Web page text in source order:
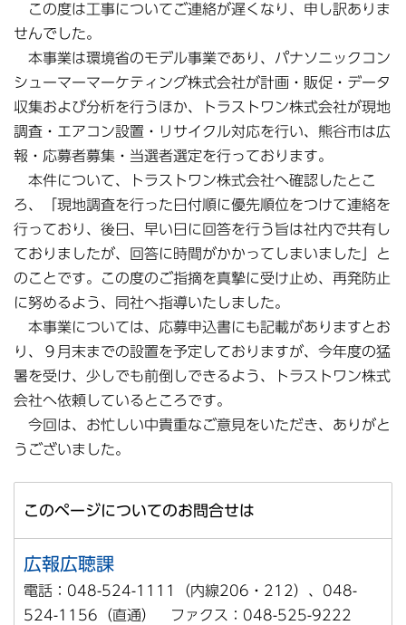
この度は工事についてご連絡が遅くなり、申し訳ありま
せんでした。
本事業は環境省のモデル事業であり、パナソニックコン
シューマーマーケティング株式会社が計画・販促・データ
収集および分析を行うほか、トラストワン株式会社が現地
調査・エアコン設置・リサイクル対応を行い、熊谷市は広
報・応募者募集・当選者選定を行っております。
本件について、トラストワン株式会社へ確認したとこ
ろ、「現地調査を行った日付順に優先順位をつけて連絡を
行っており、後日、早い日に回答を行う旨は社内で共有し
ておりましたが、回答に時間がかかってしまいました」と
のことです。この度のご指摘を真摯に受け止め、再発防止
に努めるよう、同社へ指導いたしました。
本事業については、応募申込書にも記載がありますとお
り、９月末までの設置を予定しておりますが、今年度の猛
暑を受け、少しでも前倒しできるよう、トラストワン株式
会社へ依頼しているところです。
今回は、お忙しい中貴重なご意見をいただき、ありがと
うございました。
このページについてのお問合せは
広報広聴課
電話：048-524-1111（内線206・212）、048-
524-1156（直通） ファクス：048-525-9222